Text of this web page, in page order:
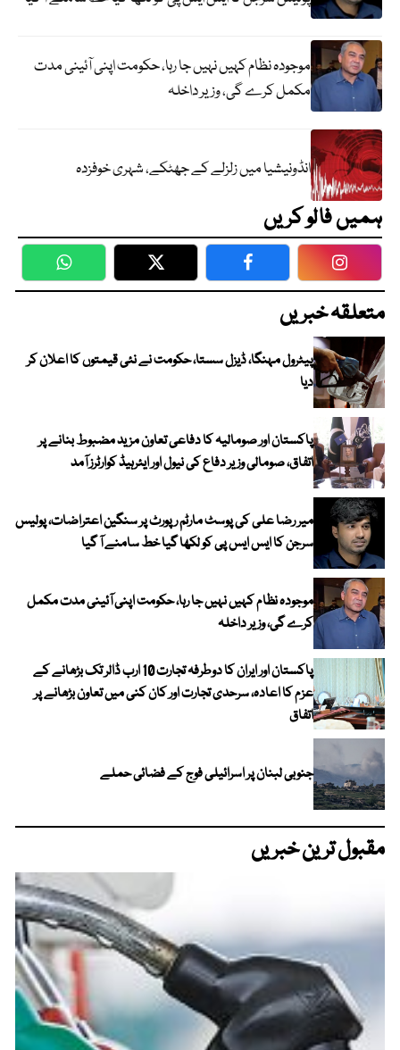
موجودہ نظام کہیں نہیں جا رہا، حکومت اپنی آئینی مدت
مکمل کرے گی، وزیر داخلہ
انڈونیشیا میں زلزلے کے جھٹکے، شہری خوفزدہ
ہمیں فالو کریں
WhatsApp Twitter Facebook
متعلقہ خبریں
پیٹرول مہنگا، ڈیزل سستا، حکومت نے نئی قیمتوں کا اعلان کر
دیا
پاکستان اور صومالیہ کا دفاعی تعاون مزید مضبوط بنانے پر
اتفاق، صومالی وزیر دفاع کی نیول اور ایئرہیڈ کوارٹرز آمد
میر رضا علی کی پوسٹ مارٹم رپورٹ پر سنگین اعتراضات، پولیس
سرجن کا ایس ایس پی کو لکھا گیا خط سامنے آ گیا
موجودہ نظام کہیں نہیں جا رہا، حکومت اپنی آئینی مدت مکمل
کرے گی، وزیر داخلہ
پاکستان اور ایران کا دوطرفہ تجارت 10 ارب ڈالر تک بڑھانے کے
عزم کا اعادہ، سرحدی تجارت اور کان کنی میں تعاون بڑھانے پر
اتفاق
جنوبی لبنان پر اسرائیلی فوج کے فضائی حملے
مقبول ترین خبریں